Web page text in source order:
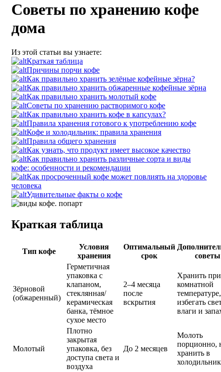
Советы по хранению кофе
дома
Из этой статьи вы узнаете:
Краткая таблица
Причины порчи кофе
Как правильно хранить зелёные кофейные зёрна?
Как правильно хранить обжаренные кофейные зёрна
Как правильно хранить молотый кофе
Советы по хранению растворимого кофе
Как правильно хранить кофе в капсулах?
Правила хранения готового к употреблению кофе
Кофе и холодильник: правила хранения
Правила общего хранения
Как узнать, что продукт имеет высокое качество
Как правильно хранить различные сорта и виды
кофе: особенности и рекомендации
Как просроченный кофе может повлиять на здоровье
человека
Удивительные факты о кофе
Краткая таблица
Тип кофе
Условия
хранения
Оптимальный
срок
советы
Зёрновой
(обжаренный)
Герметичная
упаковка с
клапаном,
стеклянная/
керамическая
банка, тёмное
сухое место
2–4 месяца
после
вскрытия
Хранить при
комнатной
температуре,
избегать
влаги и
Молотый
Плотно
закрытая
упаковка, без
доступа света и
воздуха
До 2 месяцев
Молоть
порционно,
хранить в